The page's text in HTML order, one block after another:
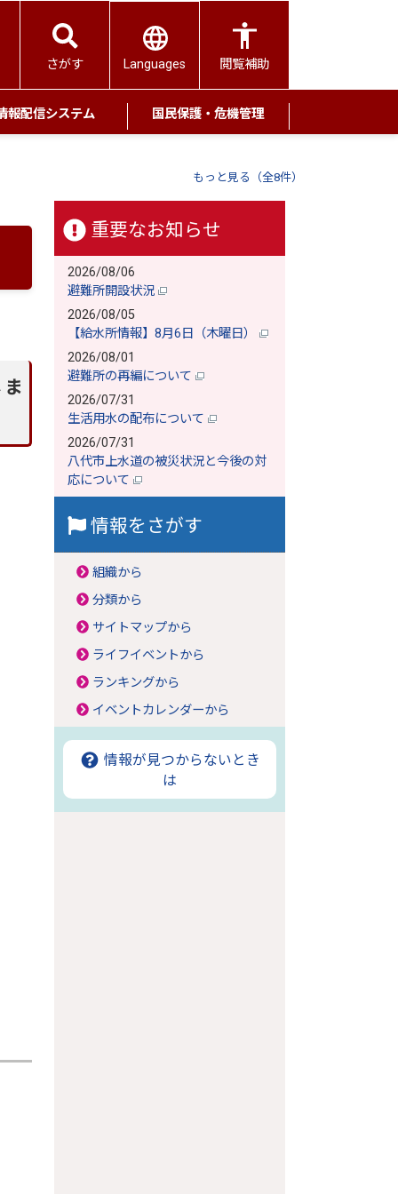
さがす Languages 閲覧補助
報配信システム 国民保護・危機管理
もっと見る（全8件）
重要なお知らせ
2026/08/06
避難所開設状況
2026/08/05
【給水所情報】8月6日（木曜日）
2026/08/01
避難所の再編について
2026/07/31
生活用水の配布について
2026/07/31
八代市上水道の被災状況と今後の対
応について
情報をさがす
組織から
分類から
サイトマップから
ライフイベントから
ランキングから
イベントカレンダーから
情報が見つからないとき
は